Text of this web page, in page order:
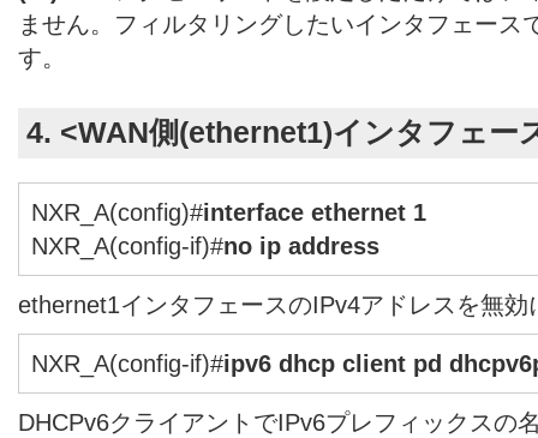
ません。フィルタリングしたいインタフェース
す。
4. <WAN側(ethernet1)インタフェー
NXR_A(config)#interface ethernet 1
NXR_A(config-if)#no ip address
ethernet1インタフェースのIPv4アドレスを無効
NXR_A(config-if)#ipv6 dhcp client pd
DHCPv6クライアントでIPv6プレフィックスの